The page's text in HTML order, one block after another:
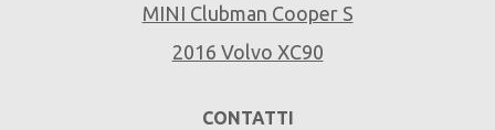
MINI Clubman Cooper S
2016 Volvo XC90
CONTATTI